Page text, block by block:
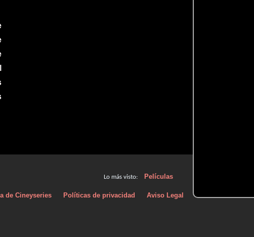
Lo más visto: Películas
de Cineyseries Políticas de privacidad Aviso Legal Políticas de